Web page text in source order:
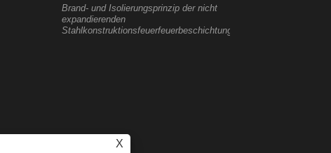
Brand- und Isolierungsprinzip der nicht
expandierenden
Stahlkonstruktionsfeuerfeuerbeschichtung
sollte der Bauvorlage
X